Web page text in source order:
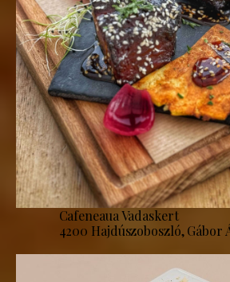
Cafeneaua Vadaskert
4200 Hajdúszoboszló, Gábor